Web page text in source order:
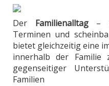
Der Familienalltag–
Terminen und
bietet gleichzeitig eine
innerhalb der
gegenseitiger
Familien